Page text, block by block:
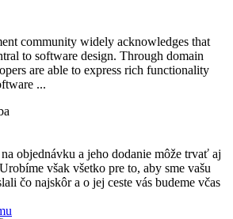
community widely acknowledges that
to software design. Through domain
are able to express rich functionality
...
objednávku a jeho dodanie môže trvať aj
však všetko pre to, aby sme vašu
čo najskôr a o jej ceste vás budeme včas